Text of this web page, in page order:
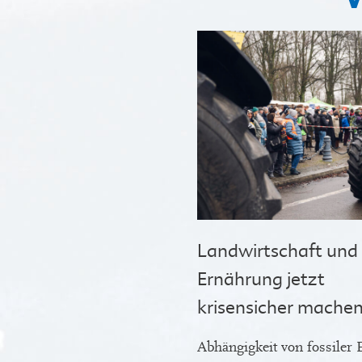
Landwirtschaft und
Ernährung jetzt
krisensicher
Abhängigkeit von fossiler